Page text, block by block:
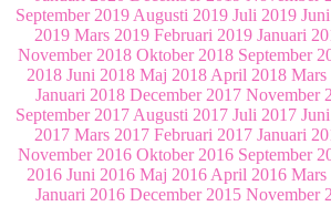
September 2019 Augusti 2019 Juli 2019
2019 Mars 2019 Februari 2019 Januari
November 2018 Oktober 2018 September
2018 Juni 2018 Maj 2018 April 2018 Mars
Januari 2018 December 2017 November
September 2017 Augusti 2017 Juli 2017
2017 Mars 2017 Februari 2017 Januari
November 2016 Oktober 2016 September
2016 Juni 2016 Maj 2016 April 2016 Mars
Januari 2016 December 2015 November